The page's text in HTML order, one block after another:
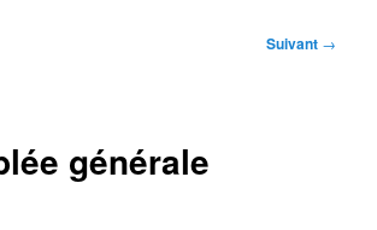
Suivant →
générale